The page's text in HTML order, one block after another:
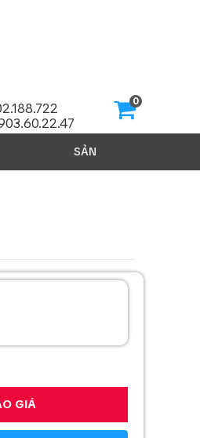
0
SẢN PHẨM 2026
GIÁ